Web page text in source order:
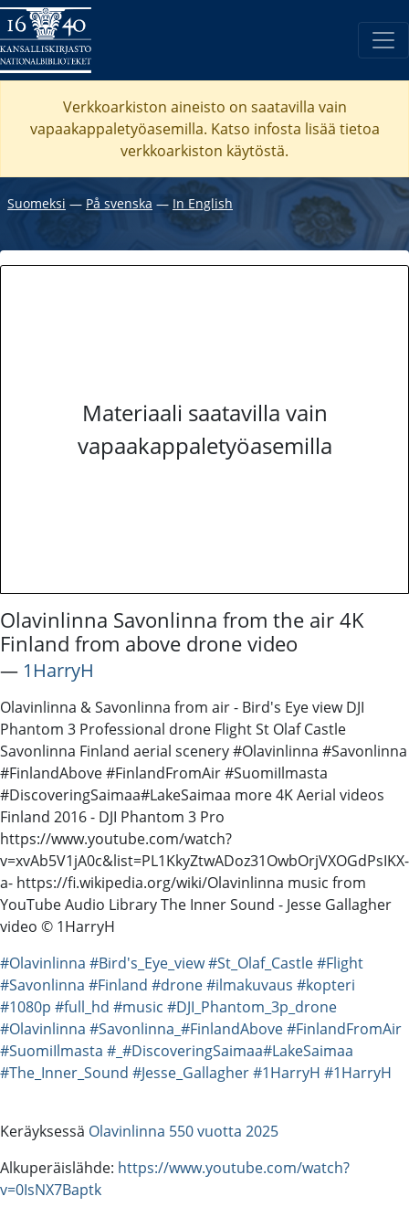
Verkkoarkiston aineisto on saatavilla vain
vapaakappaletyöasemilla. Katso infosta lisää tietoa
verkkoarkiston käytöstä.
Suomeksi ― På svenska ― In English
Materiaali saatavilla vain
vapaakappaletyöasemilla
Olavinlinna Savonlinna from the air 4K
Finland from above drone video
― 1HarryH
Olavinlinna & Savonlinna from air - Bird's Eye view DJI
Phantom 3 Professional drone Flight St Olaf Castle
Savonlinna Finland aerial scenery #Olavinlinna #Savonlinna
#FinlandAbove #FinlandFromAir #SuomiIlmasta​
#DiscoveringSaimaa​​ #LakeSaimaa more 4K Aerial videos
Finland 2016 - DJI Phantom 3 Pro
https://www.youtube.com/watch?
v=xvAb5V1jA0c&list=PL1KkyZtwADoz31OwbOrjVXOGdPsIKX-
a- https://fi.wikipedia.org/wiki/Olavinlinna music from
YouTube Audio Library The Inner Sound - Jesse Gallagher
video © 1HarryH
#Olavinlinna #Bird's_Eye_view#St_Olaf_Castle#Flight
#Savonlinna #Finland #drone#ilmakuvaus #kopteri
#1080p #full_hd #music #DJI_Phantom_3p_drone
#Olavinlinna #Savonlinna_#FinlandAbove#FinlandFromAir
#SuomiIlmasta #​_#DiscoveringSaimaa​​#LakeSaimaa
#The_Inner_Sound #Jesse_Gallagher#1HarryH #1HarryH
Keräyksessä Olavinlinna 550 vuotta 2025
Alkuperäislähde: https://www.youtube.com/watch?
v=0IsNX7Baptk